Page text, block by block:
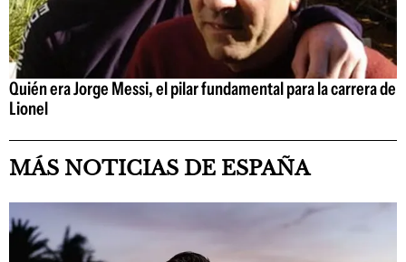
Quién era Jorge Messi, el pilar fundamental para la carrera de
Lionel
MÁS NOTICIAS DE ESPAÑA